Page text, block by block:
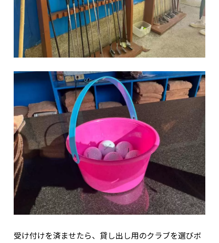
受け付けを済ませたら、貸し出し用のクラブを選びボ